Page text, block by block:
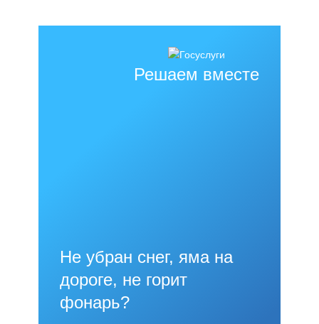
Решаем вместе
Не убран снег, яма на
дороге, не горит
фонарь?